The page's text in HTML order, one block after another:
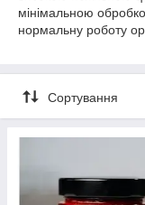
мінімальною
нормальну роботу
Сортування